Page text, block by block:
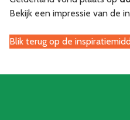
Bekijk een impressie van de
Blik terug op de